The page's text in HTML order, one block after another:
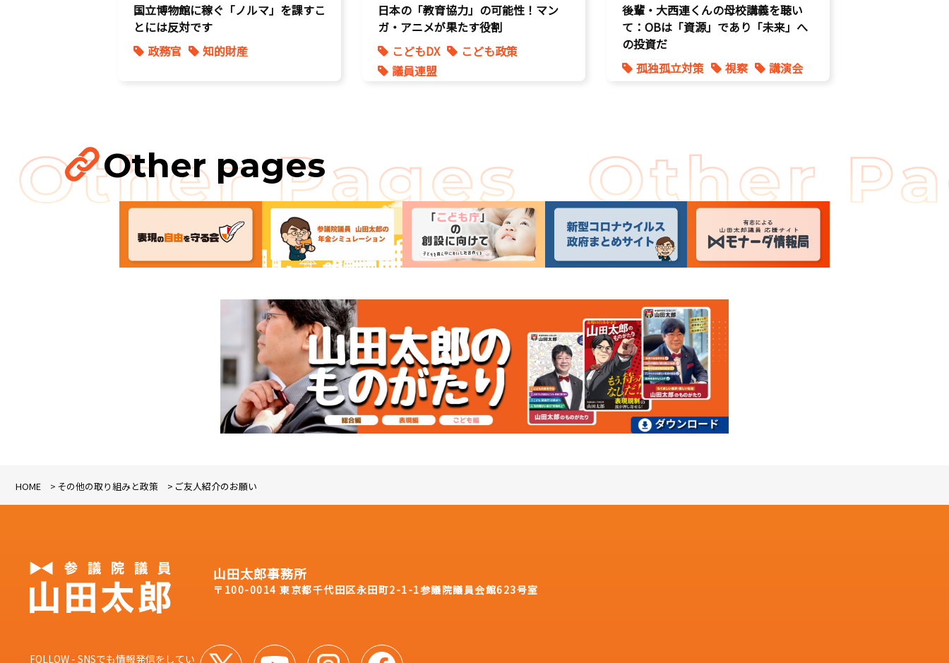
国立博物館に稼ぐ「ノルマ」を課すこ
とには反対です
政務官
知的財産
日本の「教育協力」の可能性！マン
ガ・アニメが果たす役割
こどもDX
こども政策
議員連盟
後輩・大西連くんの母校講義を聴い
て：OBは「資源」であり「未来」へ
の投資だ
孤独孤立対策
視察 講演会
Other pages
HOME その他の取り組みと政策 ご友人紹介のお願い
FOLLOW - SNSでも情報発信をしてい
山田太郎事務所
〒100-0014 東京都千代田区永田町2-1-1参議院議員会館623号室